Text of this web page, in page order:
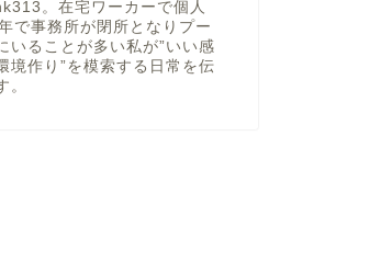
。在宅ワーカーで個人
で事務所が閉所となりプー
いることが多い私が”いい感
境作り”を模索する日常を伝
。